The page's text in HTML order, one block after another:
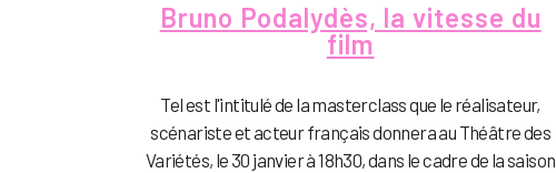
Bruno Podalydès, la vitesse du
film
Tel est l'intitulé de la masterclass que le réalisateur,
scénariste et acteur français donnera au Théâtre des
Variétés, le 30 janvier à 18h30, dans le cadre de la saison